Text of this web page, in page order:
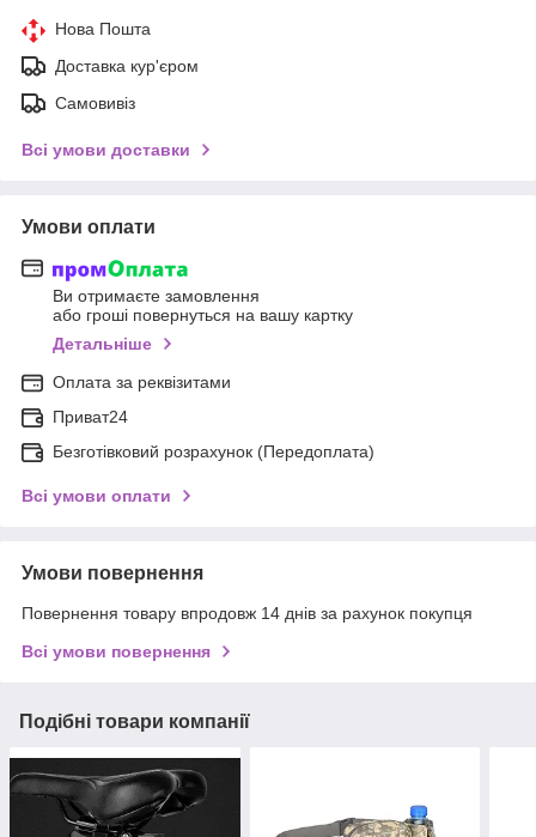
Нова Пошта
Доставка кур'єром
Самовивіз
Всі умови доставки
Умови оплати
Ви отримаєте замовлення
або гроші повернуться на вашу картку
Детальніше
Оплата за реквізитами
Приват24
Безготівковий розрахунок (Передоплата)
Всі умови оплати
Умови повернення
Повернення товару впродовж 14 днів за рахунок покупця
Всі умови повернення
Подібні товари компанії